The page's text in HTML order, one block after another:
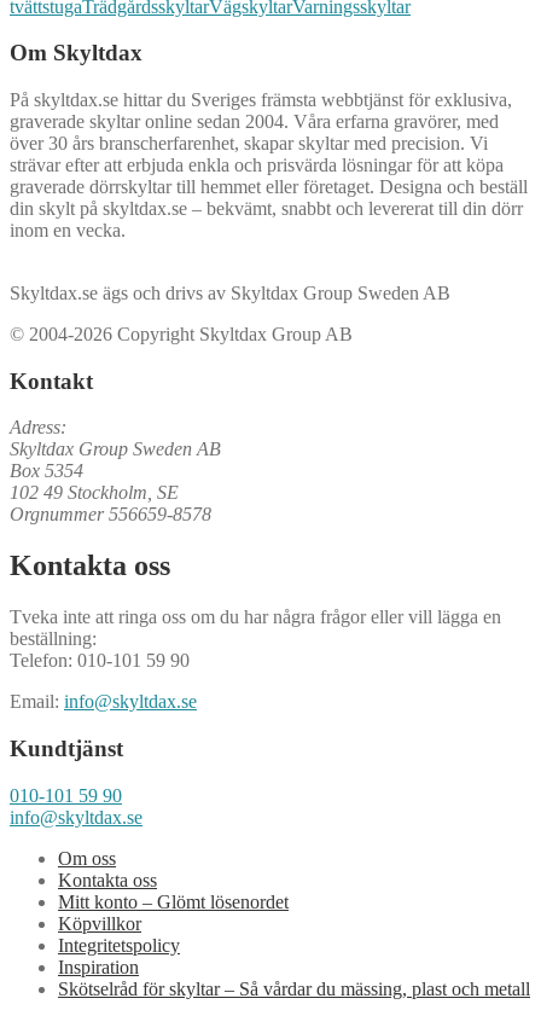
tvättstugaTrädgårdsskyltarVägskyltarVarningsskyltar
Om Skyltdax
På skyltdax.se hittar du Sveriges främsta webbtjänst för exklusiva,
graverade skyltar online sedan 2004. Våra erfarna gravörer, med
över 30 års branscherfarenhet, skapar skyltar med precision. Vi
strävar efter att erbjuda enkla och prisvärda lösningar för att köpa
graverade dörrskyltar till hemmet eller företaget. Designa och beställ
din skylt på skyltdax.se – bekvämt, snabbt och levererat till din dörr
inom en vecka.
Skyltdax.se ägs och drivs av Skyltdax Group Sweden AB
© 2004-2026 Copyright Skyltdax Group AB
Kontakt
Adress:
Skyltdax Group Sweden AB
Box 5354
102 49 Stockholm, SE
Orgnummer 556659-8578
Kontakta oss
Tveka inte att ringa oss om du har några frågor eller vill lägga en
beställning:
Telefon: 010-101 59 90
Email: info@skyltdax.se
Kundtjänst
010-101 59 90
info@skyltdax.se
Om oss
Kontakta oss
Mitt konto – Glömt lösenordet
Köpvillkor
Integritetspolicy
Inspiration
Skötselråd för skyltar – Så vårdar du mässing, plast och metall